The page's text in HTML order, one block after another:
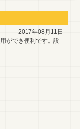
2017年08月11日
ができ便利です。設